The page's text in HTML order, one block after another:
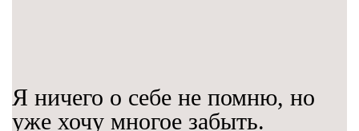
Я ничего о себе не помню, но
уже хочу многое забыть.